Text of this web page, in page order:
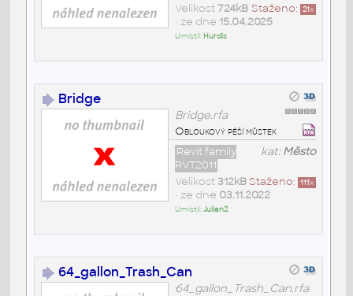
Staženo: 21x
Velikost 724kB
• ze dne 15.04.2025
Umístil: Hurdis
Bridge
Bridge.rfa
Obloukový pěší můstek
kat:Město
Revit family
RVT2011
Staženo: 111x
Velikost312kB
• ze dne 03.11.2022
Umístil:Julian2
64_gallon_Trash_Can
64_gallon_Trash_Can.rfa